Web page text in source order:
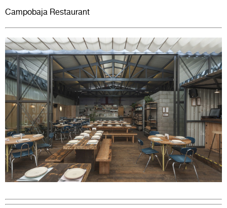
Campobaja Restaurant